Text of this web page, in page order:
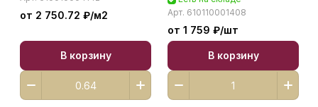
от 2 750.72 ₽/м2
В корзину
Арт. 610110001408
от 1 759 ₽/шт
В корзину